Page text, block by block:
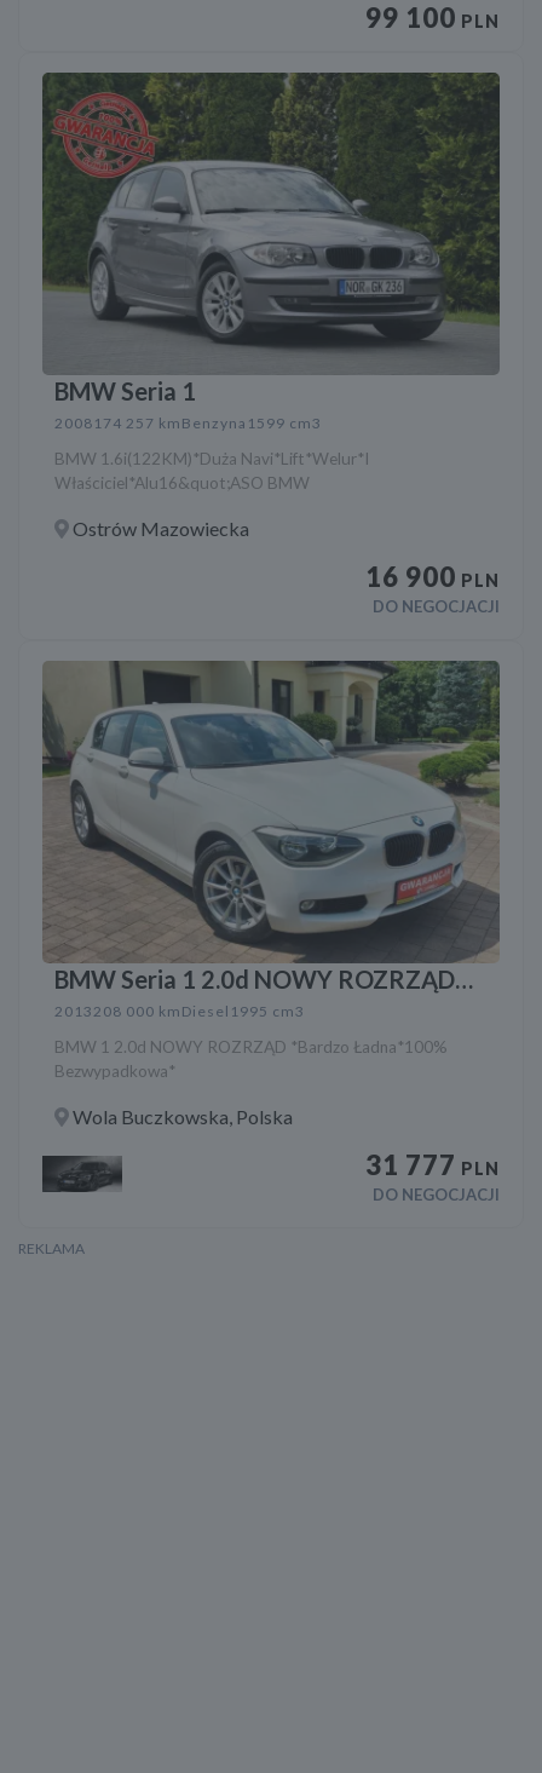
99 100 PLN
BMW Seria 1
2008 174 257 km Benzyna 1599 cm3
BMW 1.6i(122KM)*Duża Navi*Lift*Welur*I
Właściciel*Alu16&quot;ASO BMW
Ostrów Mazowiecka
16 900 PLN
DO NEGOCJACJI
BMW Seria 1 2.0d NOWY ROZRZĄD
*Bardzo Ładna*100% Bezwypadkowa*
2013208 000 km Diesel 1995 cm3
BMW 1 2.0d NOWY ROZRZĄD *Bardzo Ładna*100%
Bezwypadkowa*
Wola Buczkowska, Polska
31 777 PLN
DO NEGOCJACJI